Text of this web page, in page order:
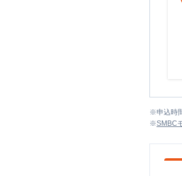
※申込時
※SMBC